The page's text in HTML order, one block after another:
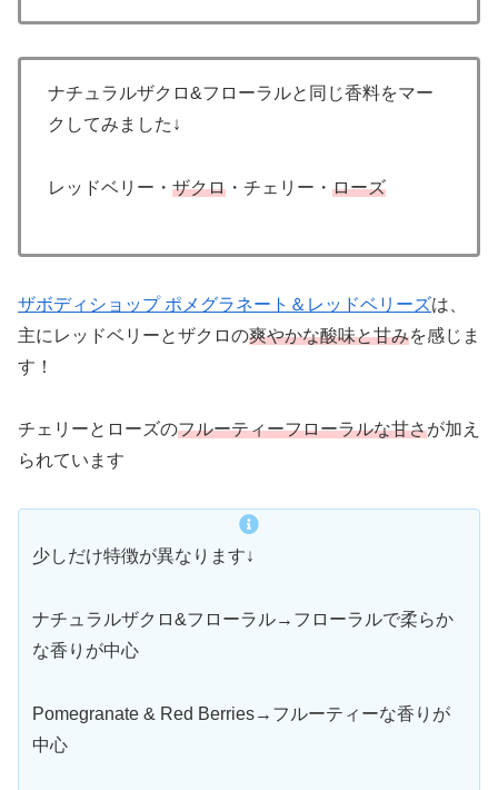
ナチュラルザクロ&フローラルと同じ香料をマー
クしてみました↓
レッドベリー・ ザクロ ・チェリー・ ローズ
ザボディショップ ポメグラネート＆レッドベリーズは、
主にレッドベリーとザクロの爽やかな酸味と甘みを感じま
す！
チェリーとローズのフルーティーフローラルな甘さが加え
られています
少しだけ特徴が異なります↓
ナチュラルザクロ&フローラル→フローラルで柔らか
な香りが中心
Pomegranate & Red Berries→フルーティーな香りが
中心